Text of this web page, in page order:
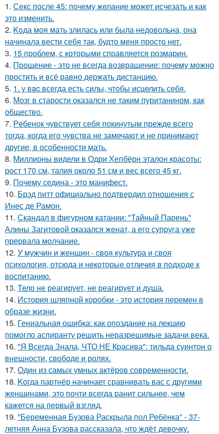
1. Секс после 45: почему желание может исчезать и как
это изменить.
2. Koда моя мать злилась или была недовольна, она
начинала вести себя так, будто меня просто нет.
3. 15 проблем, с которыми справляется розмарин.
4. Прощение - это не всегда возвращение: почему можно
простить и всё равно держать дистанцию.
5. 1. у вac всегда есть силы, чтобы исцелить себя.
6. Мозг в старости оказался не таким пуританином, как
общество.
7. Peбенок чувствует себя покинутым прежде всего
тогда, когда его чувства не замечают и не принимают
другие, в особенности мать.
8. Миллионы видели в Одри Хепбёрн эталон красоты:
рост 170 см, талия около 51 см и вес всего 45 кг.
9. Почему седина - это манифест.
10. Брэд питт официально подтвердил отношения с
Инес де Рамон.
11. Скандал в фигурном катании: "Тайный Парень"
Алины Загитовой оказался женат, а его супруга уже
прервала молчание.
12. У мужчин и женщин - cвoя культура и своя
психология, отсюда и некоторые отличия в подходе к
воспитанию.
13. Тело не реагирует, не реагирует и душа.
14. История шляпной коробки - это история перемен в
образе жизни.
15. Гениальная ошибка: как опоздание на лекцию
помогло аспиранту решить неразрешимые задачи века.
16. "Я Всегда Знала, ЧТО НЕ Красива": тильда суинтон о
внешности, свободе и ролях.
17. Один из самых умных актёров современности.
18. Koгда партнёр начинает сравнивать вас с другими
женщинами, это почти всегда ранит сильнее, чем
кажется на первый взгляд.
19. "Беременная Бузова Раскрыла пол Ребёнка" - 37-
летняя Анна Бузова рассказала, что ждёт девочку.